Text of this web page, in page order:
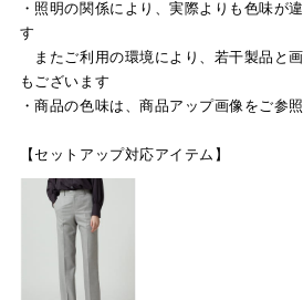
・照明の関係により、実際よりも色味が
す
またご利用の環境により、若干製品と
もございます
・商品の色味は、商品アップ画像をご参
【セットアップ対応アイテム】